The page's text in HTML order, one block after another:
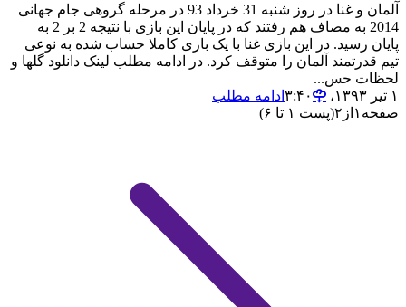
آلمان و غنا در روز شنبه 31 خرداد 93 در مرحله گروهی جام جهانی
2014 به مصاف هم رفتند که در پایان این بازی با نتیجه 2 بر 2 به
پایان رسید. در این بازی غنا با یک بازی کاملا حساب شده به نوعی
تیم قدرتمند آلمان را متوقف کرد. در ادامه مطلب لینک دانلود گلها و
لحظات حس...
۱ تیر ۱۳۹۳،‏ ۳:۴۰
ادامه مطلب
صفحه ۱ از ۲(پست ۱ تا ۶)